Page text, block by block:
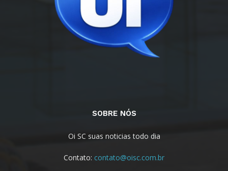
SOBRE NÓS
Oi SC suas noticias todo dia
Contato: contato@oisc.com.br